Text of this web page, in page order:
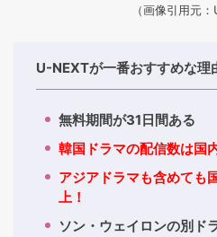
（画像引用元
U-NEXTが一番おすすめな理
無料期間が31日間ある
韓国ドラマの配信数は国
アジアドラマも含めても
上！
ソン・ウェイロンの別ド